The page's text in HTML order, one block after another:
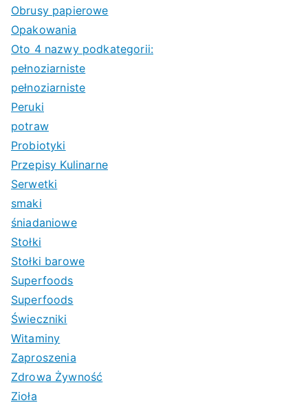
Obrusy papierowe
Opakowania
Oto 4 nazwy podkategorii:
pełnoziarniste
pełnoziarniste
Peruki
potraw
Probiotyki
Przepisy Kulinarne
Serwetki
smaki
śniadaniowe
Stołki
Stołki barowe
Superfoods
Superfoods
Świeczniki
Witaminy
Zaproszenia
Zdrowa Żywność
Zioła